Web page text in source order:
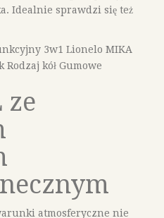
Idealnie sprawdzi się też
ze
atmosferyczne nie